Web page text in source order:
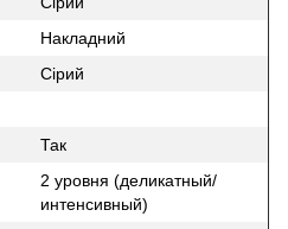
Накладний
Сірий
Так
2 уровня (деликатный/
интенсивный)